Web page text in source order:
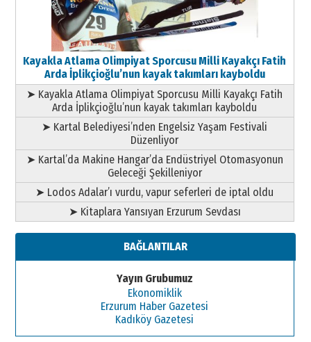
Kayakla Atlama Olimpiyat Sporcusu Milli Kayakçı Fatih
Arda İplikçioğlu’nun kayak takımları kayboldu
➤ Kayakla Atlama Olimpiyat Sporcusu Milli Kayakçı Fatih
Arda İplikçioğlu’nun kayak takımları kayboldu
➤ Kartal Belediyesi’nden Engelsiz Yaşam Festivali
Düzenliyor
➤ Kartal’da Makine Hangar’da Endüstriyel Otomasyonun
Geleceği Şekilleniyor
➤ Lodos Adalar’ı vurdu, vapur seferleri de iptal oldu
➤ Kitaplara Yansıyan Erzurum Sevdası
BAĞLANTILAR
Yayın Grubumuz
Ekonomiklik
Erzurum Haber Gazetesi
Kadıköy Gazetesi